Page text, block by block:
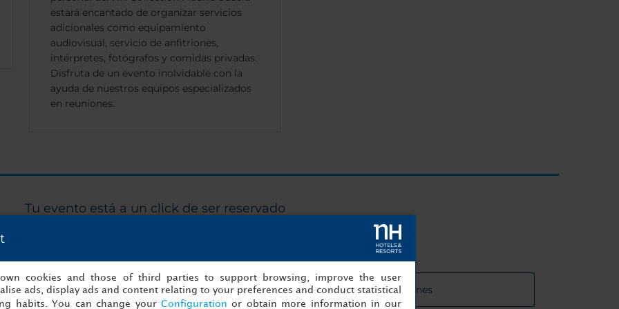
estará encantado de organizar servicios
adicionales como equipamiento
audiovisual, servicio de anfitriones,
intérpretes, fotógrafos y comidas privadas.
Disfruta de un evento inolvidable con la
ayuda de nuestros equipos especializados
en reuniones.
Tu evento está a un click de ser reservado
Detalles de las salas de reuniones
cookies and those of third parties to support browsing, improve the user
ads, display ads and content relating to your preferences and conduct statistical
habits. You can change your Configuration or obtain more information in our